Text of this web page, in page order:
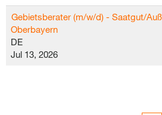
Gebietsberater (m/w/d) - Saatgut/
Oberbayern
DE
Jul 13, 2026